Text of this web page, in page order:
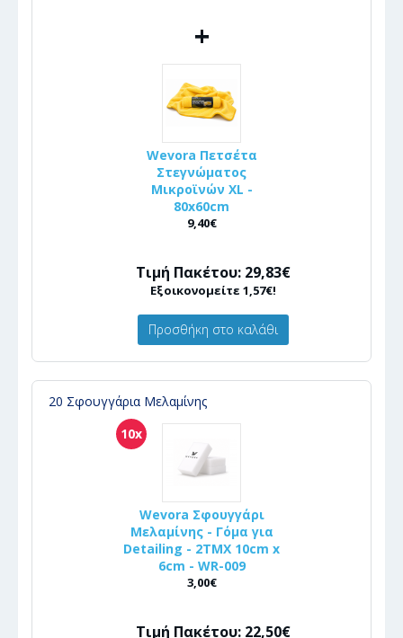
+
Wevora Πετσέτα
Στεγνώματος
Μικροϊνών XL -
80x60cm
9,40€
Τιμή Πακέτου: 29,83€
Εξοικονομείτε 1,57€!
Προσθήκη στο καλάθι
20 Σφουγγάρια Μελαμίνης
10x
Wevora Σφουγγάρι
Μελαμίνης - Γόμα για
Detailing - 2ΤΜΧ 10cm x
6cm - WR-009
3,00€
Τιμή Πακέτου: 22,50€